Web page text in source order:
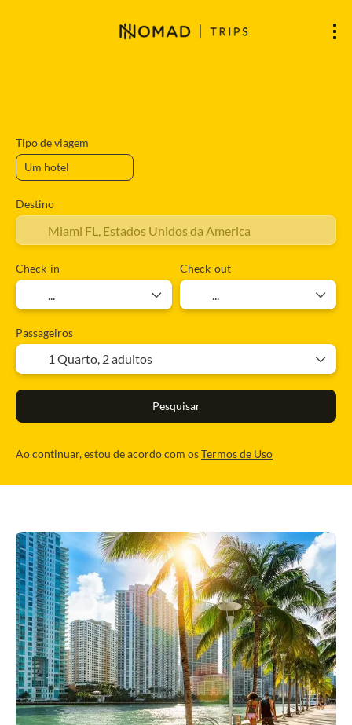
Tipo de viagem
Destino
Check-in Check-out
Passageiros
1 Quarto, 2 adultos
Pesquisar
Ao continuar, estou de acordo com osTermos de Uso